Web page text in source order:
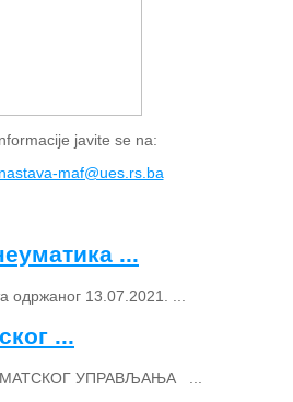
javite se na:
maf@ues.rs.ba
...
одржаног 13.07.2021. ...
...
УПРАВЉАЊА ...